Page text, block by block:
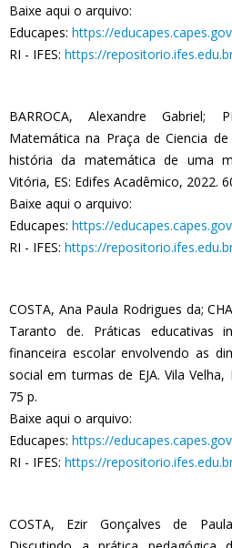
Baixe aqui o arquivo:
Educapes: https://
RI - IFES: https://
BARROCA, Alexandre Gabriel;
Matemática na Praça de Ciencia
história da matemática de uma
Vitória, ES: Edifes Acadêmico, 2022.
Baixe aqui o arquivo:
Educapes: https://
RI - IFES: https://
COSTA, Ana Paula Rodrigues da;
Taranto de. Práticas educativas
financeira escolar envolvendo as
social em turmas de EJA. Vila Velha,
75 p.
Baixe aqui o arquivo:
Educapes: https://
RI - IFES: https://
COSTA, Ezir Gonçalves de